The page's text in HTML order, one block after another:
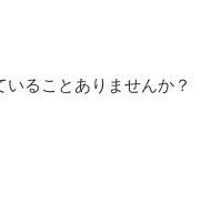
ることありませんか？